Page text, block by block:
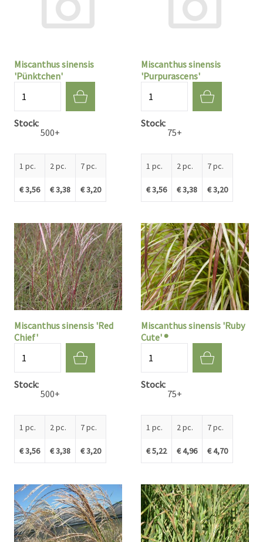
Miscanthus sinensis
'Pünktchen'
Stock
500+
1 pc.
€ 3,56
2 pc.
€ 3,38
7 pc.
€ 3,20
Miscanthus sinensis
'Purpurascens'
Stock
75+
1 pc.
€ 3,56
2 pc.
€ 3,38
7 pc.
€ 3,20
Miscanthus sinensis 'Red
Chief'
Stock
500+
1 pc.
€ 3,56
2 pc.
€ 3,38
7 pc.
€ 3,20
Miscanthus sinensis 'Ruby
Cute' ®
Stock
75+
1 pc.
€ 5,22
2 pc.
€ 4,96
7 pc.
€ 4,70